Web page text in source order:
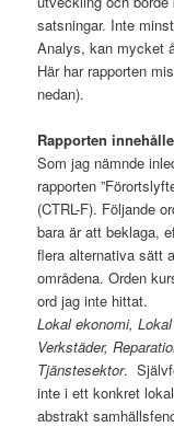
satsningar. Inte
Analys, kan mycket
Här har rapporten
nedan).
Rapporten
Som jag nämnde
rapporten
(CTRL-F). Följande
bara är att beklaga,
flera alternativa sätt
områdena. Orden
ord jag inte hittat.
Lokal ekonomi,
Verkstäder,
Tjänstesektor.
inte i ett konkret
abstrakt